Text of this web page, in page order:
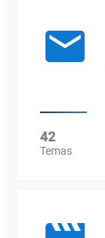
42
Temas